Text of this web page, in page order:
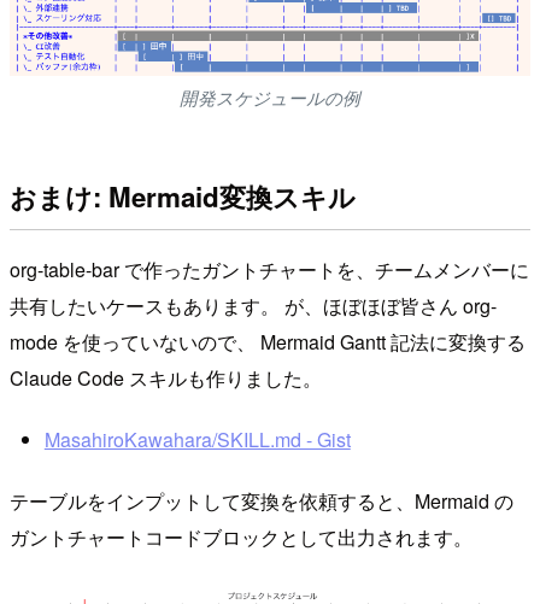
開発スケジュールの例
おまけ: Mermaid変換スキル
org-table-bar で作ったガントチャートを、チームメンバーに
共有したいケースもあります。 が、ほぼほぼ皆さん org-
mode を使っていないので、 Mermaid Gantt 記法に変換する
Claude Code スキルも作りました。
MasahiroKawahara/SKILL.md - Gist
テーブルをインプットして変換を依頼すると、Mermaid の
ガントチャートコードブロックとして出力されます。